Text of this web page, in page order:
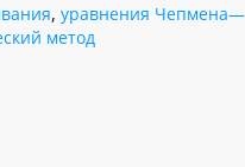
, уравнения Чепмена—
метод